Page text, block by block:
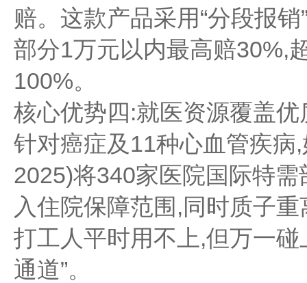
赔。这款产品采用“分段报
部分1万元以内最高赔30%,
100%。
核心优势四:就医资源覆盖优
针对癌症及11种心血管疾病
2025)将340家医院国际特
入住院保障范围,同时质子
打工人平时用不上,但万一
通道”。